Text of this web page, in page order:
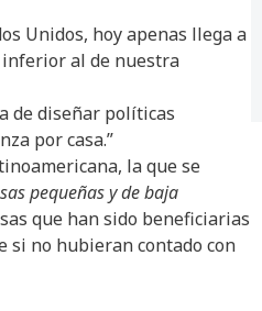
Unidos, hoy apenas llega a
inferior al de nuestra
de diseñar políticas
por casa.”
la que se
pequeñas y de baja
que han sido beneficiarias
si no hubieran contado con